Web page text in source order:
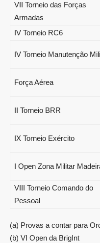
VII Torneio das Forças
Armadas
IV Torneio RC6
IV Torneio Manutenção
Força Aérea
II Torneio BRR
IX Torneio Exército
I Open Zona Militar
VIII Torneio Comando do
Pessoal
(a) Provas a contar para
(b) VI Open da BrigInt